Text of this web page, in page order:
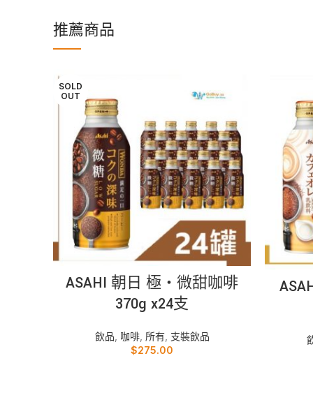
推薦商品
SOLD
OUT
READ MORE
ASAHI 朝日 極‧微甜咖啡
370g x24支
飲品 咖啡, 所有, 支裝飲品
$275.00